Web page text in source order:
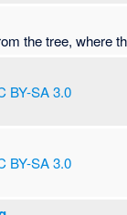
the tree, where
BY-SA 3.0
BY-SA 3.0